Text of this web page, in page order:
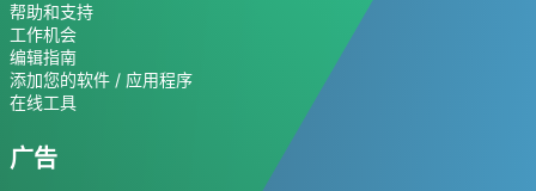
帮助和支持
工作机会
编辑指南
添加您的软件 / 应用程序
在线工具
广告